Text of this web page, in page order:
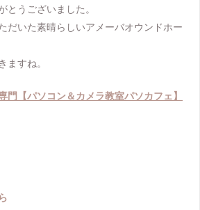
とうございました。
だいた素晴らしいアメーバオウンドホー
ますね。
門【パソコン＆カメラ教室パソカフェ】